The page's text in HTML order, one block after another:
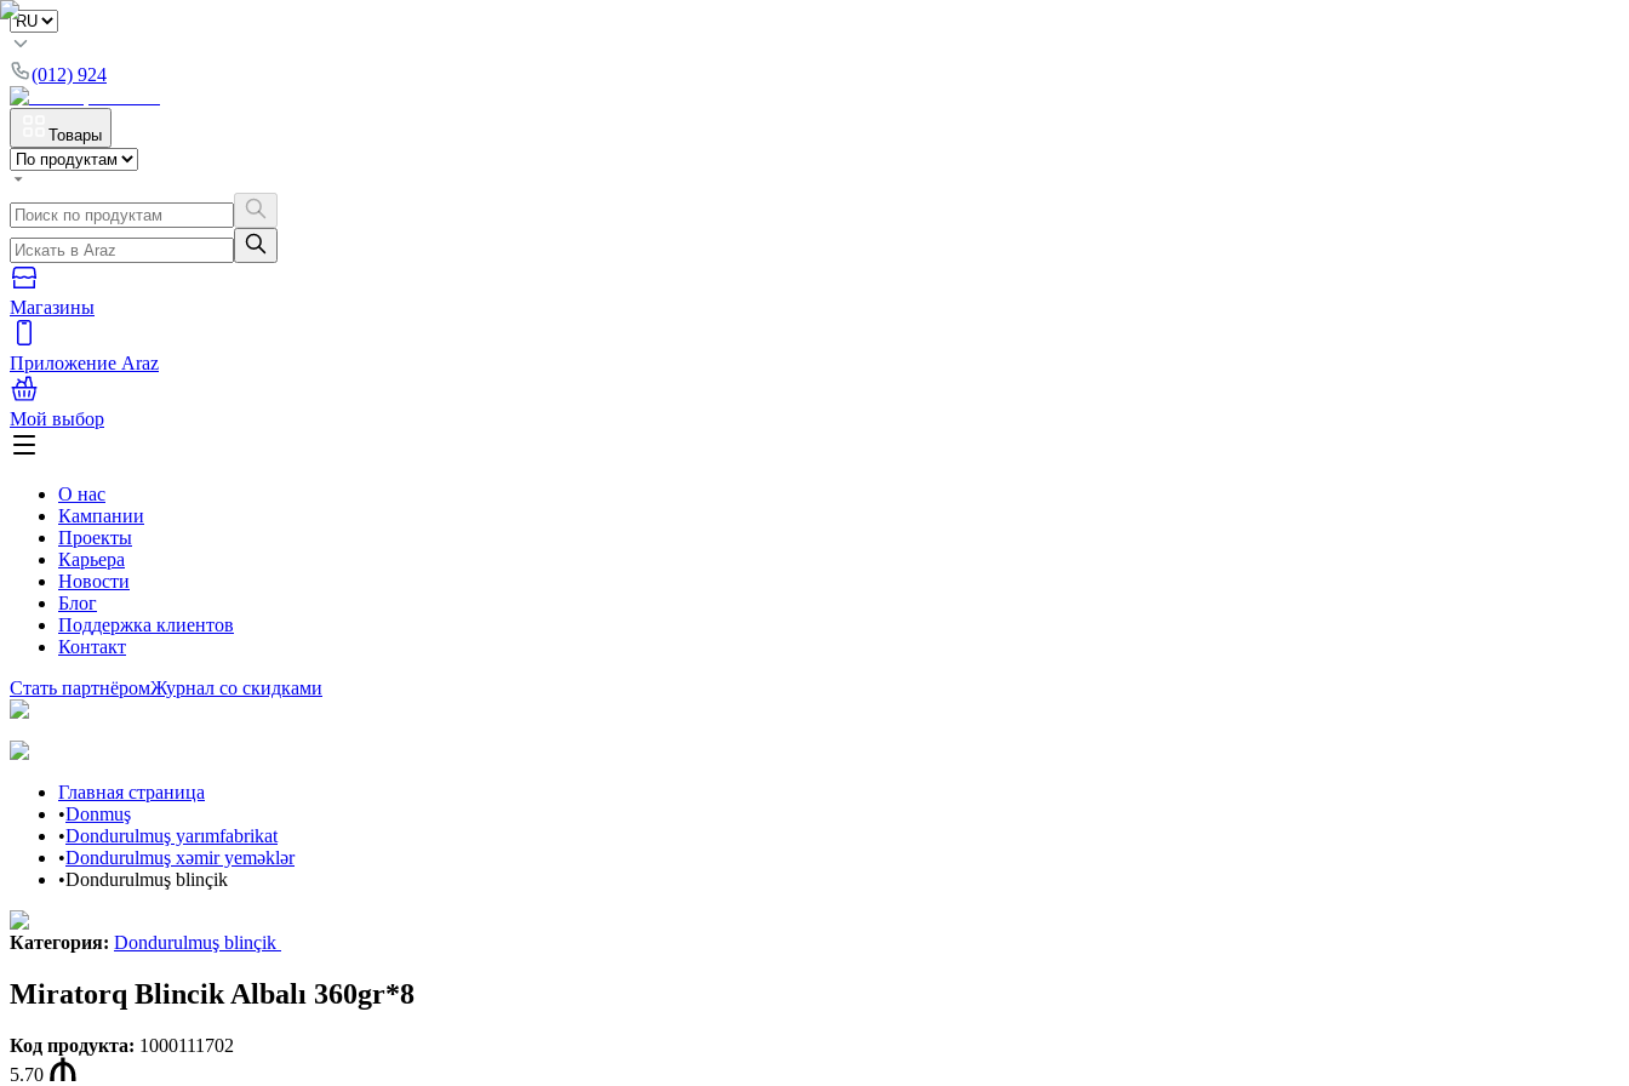
(012) 924
Товары
Магазины
Приложение Araz
Мой выбор
О нас
Кампании
Проекты
Карьера
Новости
Блог
Поддержка клиентов
Контакт
Стать партнёромЖурнал со скидками
Главная страница
•Donmuş
•Dondurulmuş yarımfabrikat
•Dondurulmuş xəmir yeməklər
•Dondurulmuş blinçik
Категория: Dondurulmuş blinçik
Miratorq Blincik Albalı 360gr*8
Код продукта: 1000111702
5.70